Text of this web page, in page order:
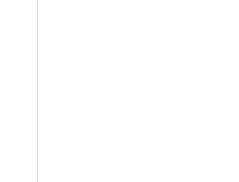
incorporados. También
mapa de terceros,
Debido a los riesgos de
El uso de los Servicios de
responsable del cumplimiento de
¿Qué sucede si